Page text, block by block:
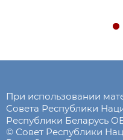
При использовании
Совета Республики
Республики Беларусь
© Совет Республики